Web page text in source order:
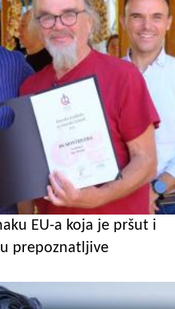
EU-a koja je pršut i
prepoznatljive